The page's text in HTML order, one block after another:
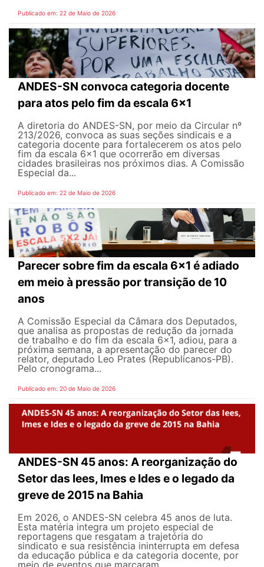
Publicado em: 22 de Maio de 2026
ANDES-SN convoca categoria docente
para atos pelo fim da escala 6x1
A diretoria do ANDES-SN, por meio da Circular nº
213/2026, convoca as suas seções sindicais e a
categoria docente para fortalecerem os atos pelo
fim da escala 6x1 que ocorrerão em diversas
cidades brasileiras nos próximos dias. A Comissão
Especial da...
Publicado em: 22 de Maio de 2026
Parecer sobre fim da escala 6x1 é adiado
em meio à pressão por transição de 10
anos
A Comissão Especial da Câmara dos Deputados,
que analisa as propostas de redução da jornada
de trabalho e do fim da escala 6x1, adiou, para a
próxima semana, a apresentação do parecer do
relator, deputado Leo Prates (Republicanos-PB).
Pelo cronograma...
Publicado em: 20 de Maio de 2026
ANDES-SN 45 anos: A reorganização do
Setor das Iees, Imes e Ides e o legado da
greve de 2015 na Bahia
Em 2026, o ANDES-SN celebra 45 anos de luta.
Esta matéria integra um projeto especial de
reportagens que resgatam a trajetória do
sindicato e sua resistência ininterrupta em defesa
da educação pública e da categoria docente, por
meio de eventos que marcaram...